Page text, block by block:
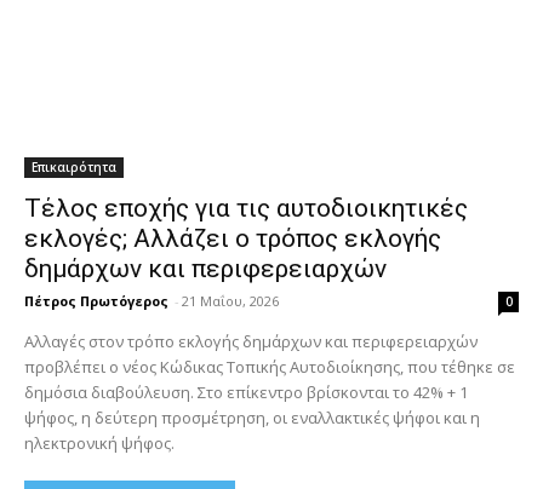
Επικαιρότητα
Τέλος εποχής για τις αυτοδιοικητικές
εκλογές; Αλλάζει ο τρόπος εκλογής
δημάρχων και περιφερειαρχών
Πέτρος Πρωτόγερος - 21 Μαΐου, 2026 0
Αλλαγές στον τρόπο εκλογής δημάρχων και περιφερειαρχών
προβλέπει ο νέος Κώδικας Τοπικής Αυτοδιοίκησης, που τέθηκε σε
δημόσια διαβούλευση. Στο επίκεντρο βρίσκονται το 42% + 1
ψήφος, η δεύτερη προσμέτρηση, οι εναλλακτικές ψήφοι και η
ηλεκτρονική ψήφος.